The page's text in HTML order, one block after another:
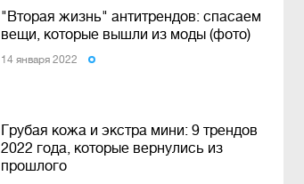
"Вторая жизнь" антитрендов: спасаем
вещи, которые вышли из моды (фото)
14 января 2022
Грубая кожа и экстра мини: 9 трендов
2022 года, которые вернулись из
прошлого